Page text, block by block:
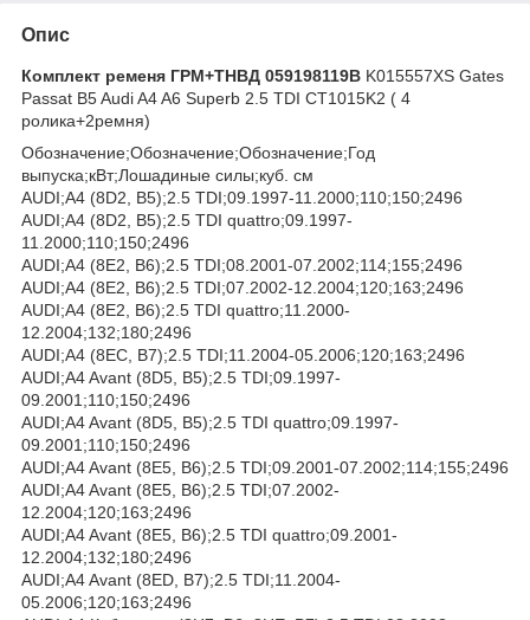
Опис
Комплект ременя ГРМ+ТНВД 059198119B K015557XS Gates
Passat B5 Audi A4 A6 Superb 2.5 TDI CT1015K2 ( 4
ролика+2ремня)
Обозначение;Обозначение;Обозначение;Год
выпуска;кВт;Лошадиные силы;куб. см
AUDI;A4 (8D2, B5);2.5 TDI;09.1997-11.2000;110;150;2496
AUDI;A4 (8D2, B5);2.5 TDI quattro;09.1997-
11.2000;110;150;2496
AUDI;A4 (8E2, B6);2.5 TDI;08.2001-07.2002;114;155;2496
AUDI;A4 (8E2, B6);2.5 TDI;07.2002-12.2004;120;163;2496
AUDI;A4 (8E2, B6);2.5 TDI quattro;11.2000-
12.2004;132;180;2496
AUDI;A4 (8EC, B7);2.5 TDI;11.2004-05.2006;120;163;2496
AUDI;A4 Avant (8D5, B5);2.5 TDI;09.1997-
09.2001;110;150;2496
AUDI;A4 Avant (8D5, B5);2.5 TDI quattro;09.1997-
09.2001;110;150;2496
AUDI;A4 Avant (8E5, B6);2.5 TDI;09.2001-07.2002;114;155;2496
AUDI;A4 Avant (8E5, B6);2.5 TDI;07.2002-
12.2004;120;163;2496
AUDI;A4 Avant (8E5, B6);2.5 TDI quattro;09.2001-
12.2004;132;180;2496
AUDI;A4 Avant (8ED, B7);2.5 TDI;11.2004-
05.2006;120;163;2496